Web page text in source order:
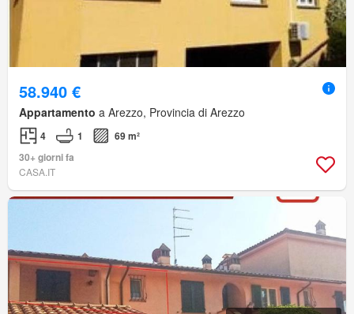
58.940 €
Appartamento a Arezzo, Provincia di Arezzo
4 1
69 m²
30+ giorni fa
CASA.IT